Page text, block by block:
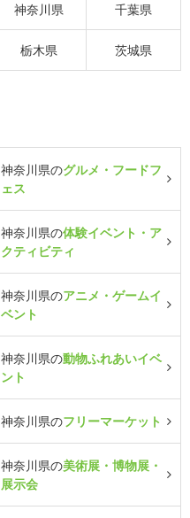
神奈川県 千葉県
栃木県 茨城県
神奈川県のグルメ・フードフ
ェス
神奈川県の体験イベント・ア
クティビティ
神奈川県のアニメ・ゲームイ
ベント
神奈川県の動物ふれあいイベ
ント
神奈川県のフリーマーケット
神奈川県の美術展・博物展・
展示会